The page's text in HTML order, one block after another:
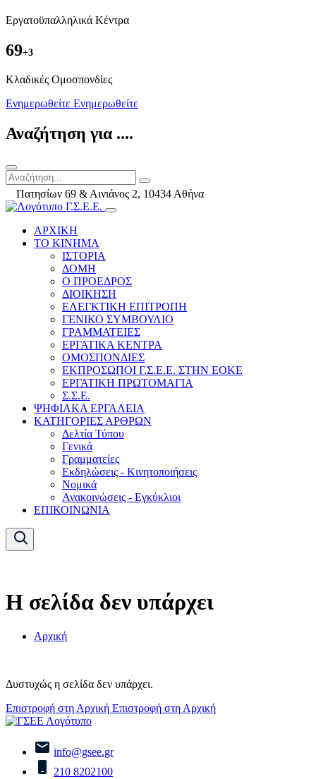
Εργατοϋπαλληλικά Κέντρα
69+3
Kλαδικές Ομοσπονδίες
Ενημερωθείτε Ενημερωθείτε
Αναζήτηση για ....
Πατησίων 69 & Αινιάνος 2, 10434 Αθήνα
ΑΡΧΙΚΗ
ΤΟ ΚΙΝΗΜΑ
ΙΣΤΟΡΙΑ
ΔΟΜΗ
Ο ΠΡΟΕΔΡΟΣ
ΔΙΟΙΚΗΣΗ
ΕΛΕΓΚΤΙΚΗ ΕΠΙΤΡΟΠΗ
ΓΕΝΙΚΟ ΣΥΜΒΟΥΛΙΟ
ΓΡΑΜΜΑΤΕΙΕΣ
ΕΡΓΑΤΙΚΑ ΚΕΝΤΡΑ
ΟΜΟΣΠΟΝΔΙΕΣ
ΕΚΠΡΟΣΩΠΟΙ Γ.Σ.Ε.Ε. ΣΤΗΝ ΕΟΚΕ
ΕΡΓΑΤΙΚΗ ΠΡΩΤΟΜΑΓΙΑ
Σ.Σ.Ε.
ΨΗΦΙΑΚΑ ΕΡΓΑΛΕΙΑ
ΚΑΤΗΓΟΡΙΕΣ ΑΡΘΡΩΝ
Δελτία Τύπου
Γενικά
Γραμματείες
Εκδηλώσεις - Κινητοποιήσεις
Νομικά
Ανακοινώσεις - Εγκύκλιοι
ΕΠΙΚΟΙΝΩΝΙΑ
Η σελίδα δεν υπάρχει
Αρχική
Δυστυχώς η σελίδα δεν υπάρχει.
Επιστροφή στη Αρχική Επιστροφή στη Αρχική
info@gsee.gr
210 8202100